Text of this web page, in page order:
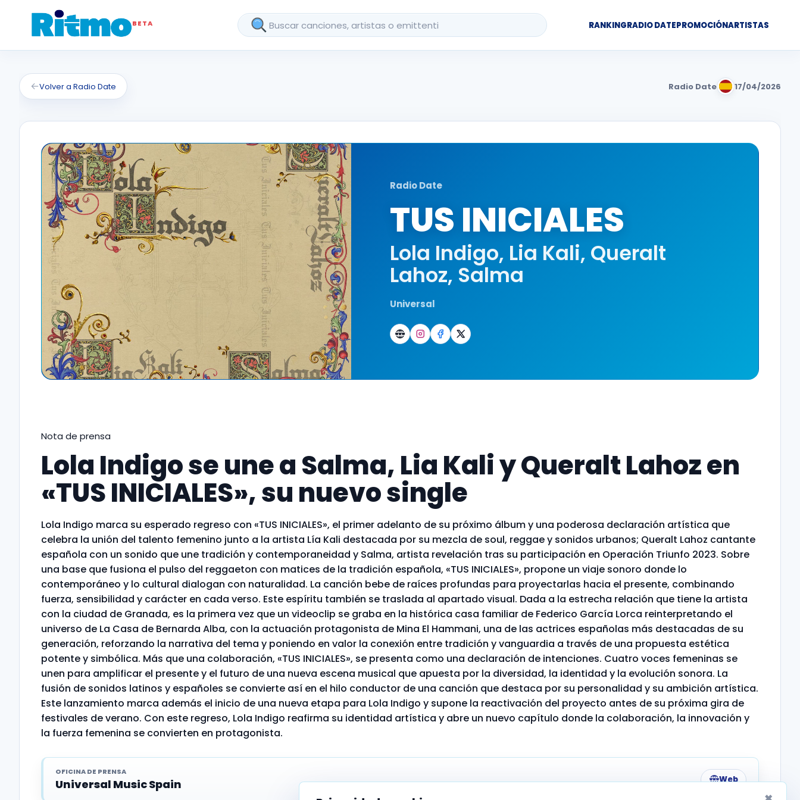
BETA
Buscar RANKINGRADIO DATEPROMOCIÓNARTISTAS
←Volver a Radio Date Radio Date 17/04/2026
Radio Date
TUS INICIALES
Lola Indigo, Lia Kali, Queralt
Lahoz, Salma
Universal
SitioInstagram
Facebook
X
Nota de prensa
Lola Indigo se une a Salma, Lia Kali y Queralt Lahoz en
«TUS INICIALES», su nuevo single
Lola Indigo marca su esperado regreso con «TUS INICIALES», el primer adelanto de su próximo álbum y una poderosa declaración artística que
celebra la unión del talento femenino junto a la artista Lía Kali destacada por su mezcla de soul, reggae y sonidos urbanos; Queralt Lahoz cantante
española con un sonido que une tradición y contemporaneidad y Salma, artista revelación tras su participación en Operación Triunfo 2023. Sobre
una base que fusiona el pulso del reggaeton con matices de la tradición española, «TUS INICIALES», propone un viaje sonoro donde lo
contemporáneo y lo cultural dialogan con naturalidad. La canción bebe de raíces profundas para proyectarlas hacia el presente, combinando
fuerza, sensibilidad y carácter en cada verso. Este espíritu también se traslada al apartado visual. Dada a la estrecha relación que tiene la artista
con la ciudad de Granada, es la primera vez que un videoclip se graba en la histórica casa familiar de Federico García Lorca reinterpretando el
universo de La Casa de Bernarda Alba, con la actuación protagonista de Mina El Hammani, una de las actrices españolas más destacadas de su
generación, reforzando la narrativa del tema y poniendo en valor la conexión entre tradición y vanguardia a través de una propuesta estética
potente y simbólica. Más que una colaboración, «TUS INICIALES», se presenta como una declaración de intenciones. Cuatro voces femeninas se
unen para amplificar el presente y el futuro de una nueva escena musical que apuesta por la diversidad, la identidad y la evolución sonora. La
fusión de sonidos latinos y españoles se convierte así en el hilo conductor de una canción que destaca por su personalidad y su ambición artística.
Este lanzamiento marca además el inicio de una nueva etapa para Lola Indigo y supone la reactivación del proyecto antes de su próxima gira de
festivales de verano. Con este regreso, Lola Indigo reafirma su identidad artística y abre un nuevo capítulo donde la colaboración, la innovación y
la fuerza femenina se convierten en protagonista.
OFICINA DE PRENSA
Universal Music Spain Web